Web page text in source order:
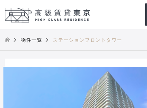
物件一覧 ステーションフロントタワー